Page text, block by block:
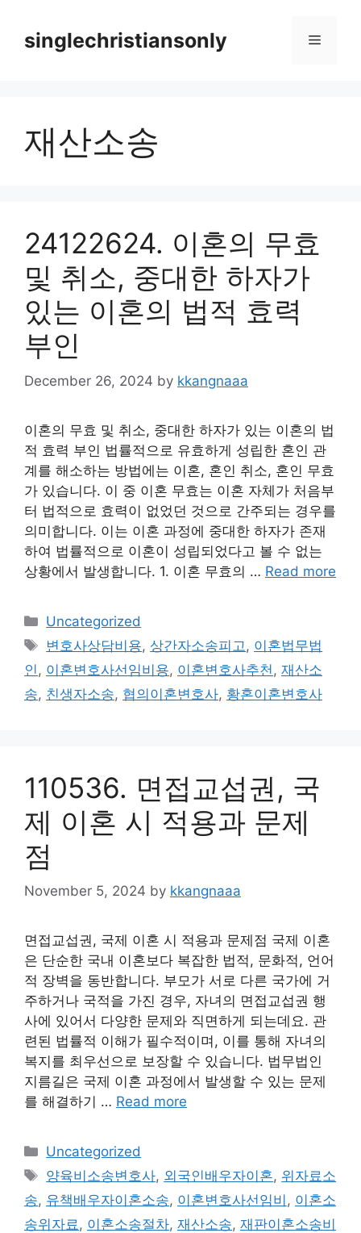
contentsinglechristiansonly Menu
재산소송
24122624. 이혼의 무효
및 취소, 중대한 하자가
있는 이혼의 법적 효력
부인
December 26, 2024 by kkangnaaa
이혼의 무효 및 취소, 중대한 하자가 있는 이혼의 법
적 효력 부인 법률적으로 유효하게 성립한 혼인 관
계를 해소하는 방법에는 이혼, 혼인 취소, 혼인 무효
가 있습니다. 이 중 이혼 무효는 이혼 자체가 처음부
터 법적으로 효력이 없었던 것으로 간주되는 경우를
의미합니다. 이는 이혼 과정에 중대한 하자가 존재
하여 법률적으로 이혼이 성립되었다고 볼 수 없는
상황에서 발생합니다. 1. 이혼 무효의 … Read more
Categories
Uncategorized
Tags
변호사상담비용, 상간자소송피고 , 이혼법무법
인 , 이혼변호사선임비용, 이혼변호사추천 , 재산소
송, 친생자소송, 협의이혼변호사, 황혼이혼변호사
110536. 면접교섭권, 국
제 이혼 시 적용과 문제
점
November 5, 2024 by kkangnaaa
면접교섭권, 국제 이혼 시 적용과 문제점 국제 이혼
은 단순한 국내 이혼보다 복잡한 법적, 문화적, 언어
적 장벽을 동반합니다. 부모가 서로 다른 국가에 거
주하거나 국적을 가진 경우, 자녀의 면접교섭권 행
사에 있어서 다양한 문제와 직면하게 되는데요. 관
련된 법률적 이해가 필수적이며, 이를 통해 자녀의
복지를 최우선으로 보장할 수 있습니다. 법무법인
지름길은 국제 이혼 과정에서 발생할 수 있는 문제
를 해결하기 … Read more
Categories
Uncategorized
Tags
양육비소송변호사, 외국인배우자이혼, 위자료소
송, 유책배우자이혼소송, 이혼변호사선임비 , 이혼소
송위자료, 이혼소송절차, 재산소송, 재판이혼소송비